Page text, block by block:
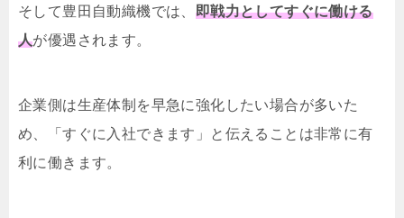
そして豊田自動織機では、 即戦力としてすぐに働ける
人が優遇されます。
企業側は生産体制を早急に強化したい場合が多いた
め、「すぐに入社できます」と伝えることは非常に有
利に働きます。